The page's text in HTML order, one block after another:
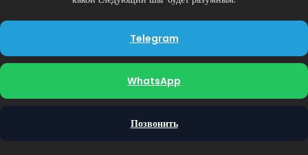
Telegram
WhatsApp
Позвонить